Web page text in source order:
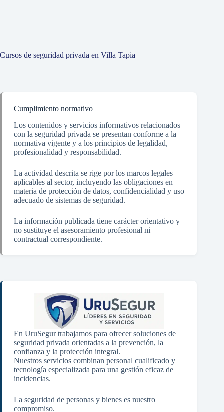
Cursos de seguridad privada en Villa Tapia
Cumplimiento normativo
Los contenidos y servicios informativos relacionados
con la seguridad privada se presentan conforme a la
normativa vigente y a los principios de legalidad,
profesionalidad y responsabilidad.
La actividad descrita se rige por los marcos legales
aplicables al sector, incluyendo las obligaciones en
materia de protección de datos, confidencialidad y uso
adecuado de sistemas de seguridad.
La información publicada tiene carácter orientativo y
no sustituye el asesoramiento profesional ni
contractual correspondiente.
En UruSegur trabajamos para ofrecer soluciones de
seguridad privada orientadas a la prevención, la
confianza y la protección integral.
Nuestros servicios combinan personal cualificado y
tecnología especializada para una gestión eficaz de
incidencias.
La seguridad de personas y bienes es nuestro
compromiso.